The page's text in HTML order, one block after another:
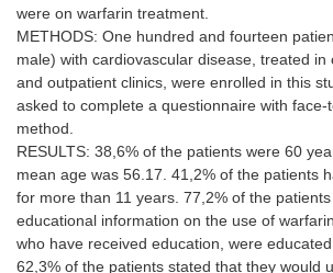
were on warfarin treatment.
METHODS: One hundred and fourteen
male) with cardiovascular disease, treated in
and outpatient clinics, were enrolled in this
asked to complete a questionnaire with face-
method.
RESULTS: 38,6% of the patients were 60
mean age was 56.17. 41,2% of the patients
for more than 11 years. 77,2% of the
educational information on the use of
who have received education, were
62,3% of the patients stated that they would